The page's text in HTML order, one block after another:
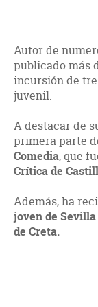
Autor de
publicado más
incursión de
juvenil.
A destacar de
primera parte
Comedia, que
Crítica de
Además, ha
joven de Sevilla
de Creta.